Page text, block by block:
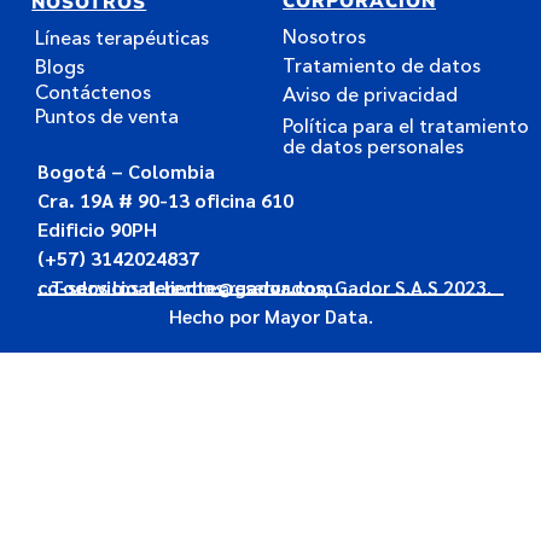
Líneas terapéuticas
Blogs
Contáctenos
Puntos de venta
Nosotros
Tratamiento de datos
Aviso de privacidad
Política para el tratamiento
de datos personales
Bogotá – Colombia
Cra. 19A # 90-13 oficina 610
Edificio 90PH
(+57) 3142024837
co-servicioalcliente@gador.com
Todos los derechos reservados, Gador S.A.S 2023.
Hecho por Mayor Data.